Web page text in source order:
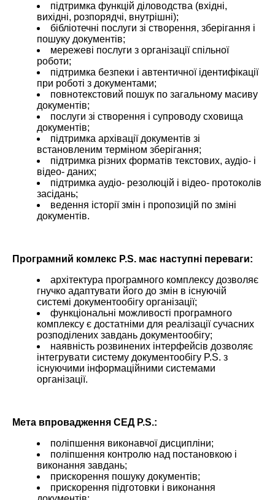
підтримка функцій діловодства (вхідні,
вихідні, розпорядчі, внутрішні);
бібліотечні послуги зі створення, зберігання і
пошуку документів;
мережеві послуги з організації спільної
роботи;
підтримка безпеки і автентичної ідентифікації
при роботі з документами;
повнотекстовий пошук по загальному масиву
документів;
послуги зі створення і супроводу сховища
документів;
підтримка архівації документів зі
встановленим терміном зберігання;
підтримка різних форматів текстових, аудіо- і
відео- даних;
підтримка аудіо- резолюцій і відео- протоколів
засідань;
ведення історії змін і пропозицій по зміні
документів.
Програмний комлекс P.S. має наступні переваги:
архітектура програмного комплексу дозволяє
гнучко адаптувати його до змін в існуючій
системі документообігу організації;
функціональні можливості програмного
комплексу є достатніми для реалізації сучасних
розподілених завдань документообігу;
наявність розвинених інтерфейсів дозволяє
інтегрувати систему документообігу P.S. з
існуючими інформаційними системами
організації.
Мета впровадження СЕД P.S.:
поліпшення виконавчої дисципліни;
поліпшення контролю над постановкою і
виконання завдань;
прискорення пошуку документів;
прискорення підготовки і виконання